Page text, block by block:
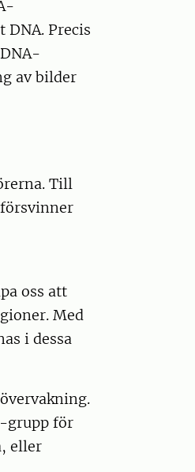
Precis
av bilder
Till
oss att
Med
i dessa
grupp för
eller